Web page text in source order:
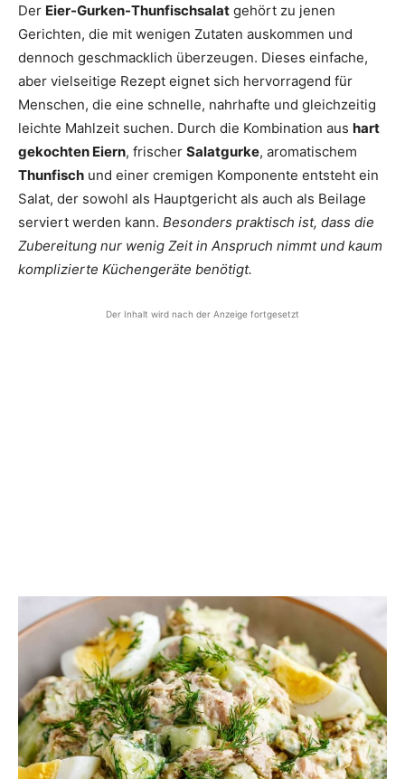
Der Eier-Gurken-Thunfischsalat gehört zu jenen
Gerichten, die mit wenigen Zutaten auskommen und
dennoch geschmacklich überzeugen. Dieses einfache,
aber vielseitige Rezept eignet sich hervorragend für
Menschen, die eine schnelle, nahrhafte und gleichzeitig
leichte Mahlzeit suchen. Durch die Kombination aus hart
gekochten Eiern, frischer Salatgurke, aromatischem
Thunfisch und einer cremigen Komponente entsteht ein
Salat, der sowohl als Hauptgericht als auch als Beilage
serviert werden kann. Besonders praktisch ist, dass die
Zubereitung nur wenig Zeit in Anspruch nimmt und kaum
komplizierte Küchengeräte benötigt.
Der Inhalt wird nach der Anzeige fortgesetzt